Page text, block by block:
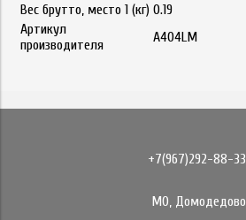
Вес брутто, место 1 (кг) 0.19
Артикул
производителя
A404LM
+7(967)292-88-33
МО, Домодедово